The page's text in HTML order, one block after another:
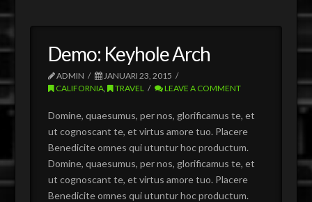
Demo: Keyhole Arch
ADMIN
JANUARI 23, 2015
CALIFORNIA, TRAVEL LEAVE A COMMENT
Domine, quaesumus, per nos, glorificamus te, et
ut cognoscant te, et virtus amore tuo. Placere
Benedicite omnes qui utuntur hoc productum.
Domine, quaesumus, per nos, glorificamus te, et
ut cognoscant te, et virtus amore tuo. Placere
Benedicite omnes qui utuntur hoc productum.